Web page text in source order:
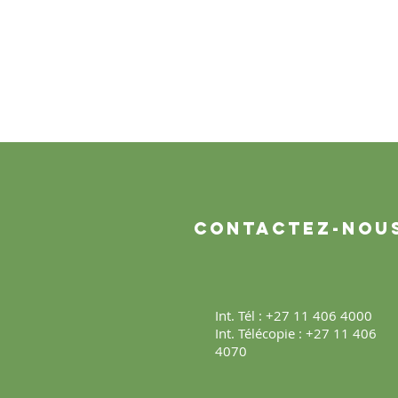
Contactez-
Int. Tél : +27 11 406 4000
Int. Télécopie : +27 11 406
4070